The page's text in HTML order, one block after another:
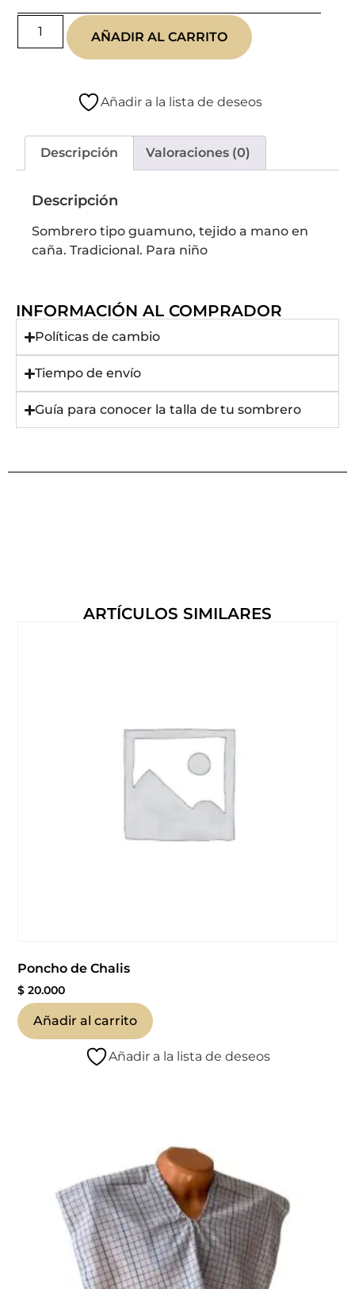
AÑADIR AL CARRITO
Añadir a la lista de deseos
Descripción Valoraciones (0)
Descripción
Sombrero tipo guamuno, tejido a mano en
caña. Tradicional. Para niño
INFORMACIÓN AL COMPRADOR
Políticas de cambio
Tiempo de envío
Guía para conocer la talla de tu sombrero
ARTÍCULOS SIMILARES
Poncho de Chalis
$ 20.000
Añadir al carrito
Añadir a la lista de deseos